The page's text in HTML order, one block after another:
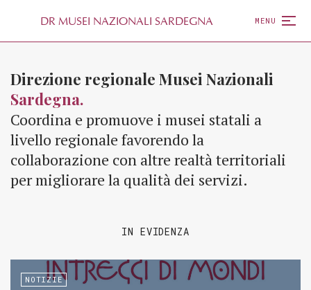
DR MUSEI NAZIONALI SARDEGNA MENU
Direzione regionale Musei Nazionali
Sardegna.
Coordina e promuove i musei statali a
livello regionale favorendo la
collaborazione con altre realtà territoriali
per migliorare la qualità dei servizi.
IN EVIDENZA
NOTIZIE